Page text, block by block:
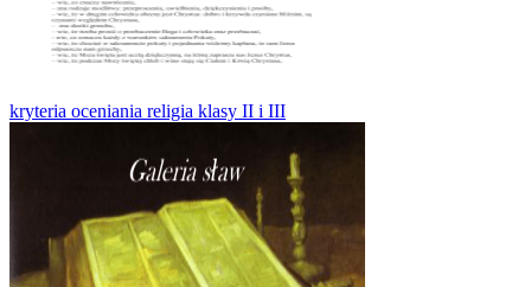
kryteria oceniania religia klasy II i III